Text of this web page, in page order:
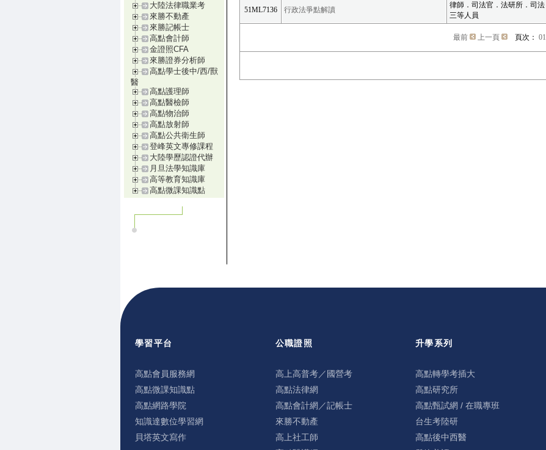
大陸法律職業考
來勝不動產
來勝記帳士
高點會計師
金證照CFA
來勝證券分析師
高點學士後中/西/獸
醫
高點護理師
高點醫檢師
高點物治師
高點放射師
高點公共衛生師
登峰英文專修課程
大陸學歷認證代辦
月旦法學知識庫
高等教育知識庫
高點微課知識點
51ML7136 行政法爭點解讀
律師．司法官．法研所．司法
三等人員
最前 上一頁 頁次： 01
學習平台
高點會員服務網
高點微課知識點
高點網路學院
知識達數位學習網
貝塔英文寫作
公職證照
高上高普考／國營考
高點法律網
高點會計網／記帳士
來勝不動產
高上社工師
升學系列
高點轉學考插大
高點研究所
高點甄試網 / 在職專班
台生考陸研
高點後中西醫